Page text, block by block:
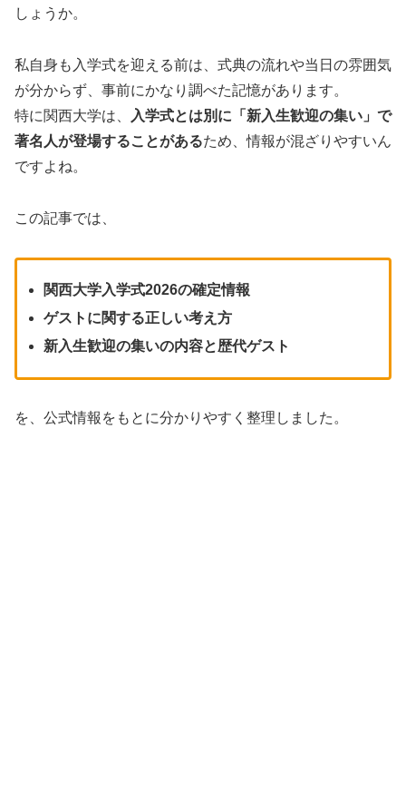
しょうか。
私自身も入学式を迎える前は、式典の流れや当日の雰囲気
が分からず、事前にかなり調べた記憶があります。
特に関西大学は、
入学式とは別に「新入生歓迎の集い」で
著名人が登場することがあるため、情報が混ざりやすいん
ですよね。
この記事では、
関西大学入学式2026の確定情報
ゲストに関する正しい考え方
新入生歓迎の集いの内容と歴代ゲスト
を、公式情報をもとに分かりやすく整理しました。